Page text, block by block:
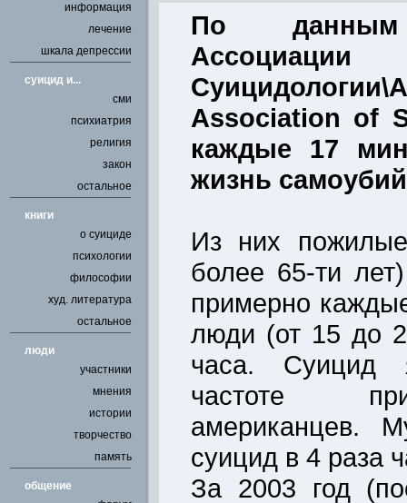
информация
лечение
шкала депрессии
cуицид и...
сми
психиатрия
религия
закон
остальное
книги
о суициде
психологии
философии
худ. литература
остальное
люди
участники
мнения
истории
творчество
память
общение
По данным
Ассоциации
Association of
каждые 17
жизнь
Из них
более 65-ти
примерно
люди (от 15 до
часа. Суицид
частоте
американцев.
суицид в 4 раза
За 2003 год